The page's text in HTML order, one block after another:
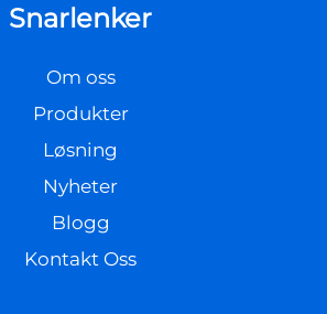
Snarlenker
Om oss
Produkter
Løsning
Nyheter
Blogg
Kontakt Oss